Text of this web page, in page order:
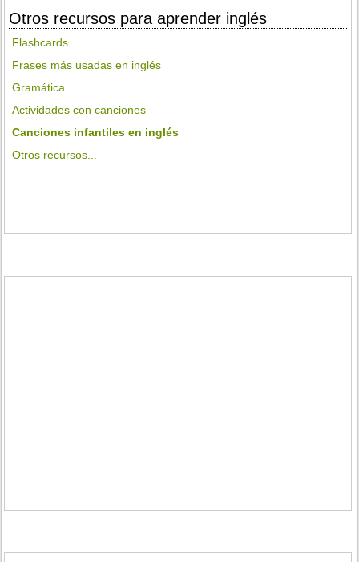
Otros recursos para aprender inglés
Flashcards
Frases más usadas en inglés
Gramática
Actividades con canciones
Canciones infantiles en inglés
Otros recursos...